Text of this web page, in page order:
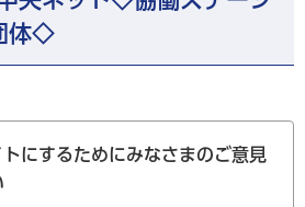
体◇
にするためにみなさまのご意見